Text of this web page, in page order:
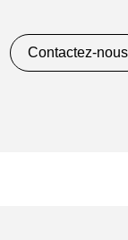
Contactez-nous